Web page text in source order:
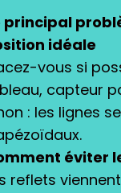
principal
idéale
vous si
capteur
: les lignes
éviter
reflets